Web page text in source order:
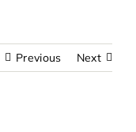
Previous Next